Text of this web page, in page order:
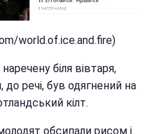
world.of.ice.and.fire)
біля вівтаря,
до речі, був одягнений на
кілт.
обсипали рисом і